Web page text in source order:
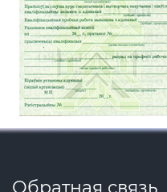
Обратная связь